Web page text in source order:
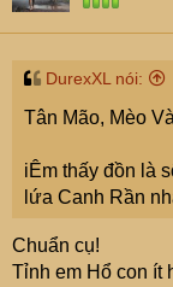
DurexXL nói:
Tân Mão, Mèo
iÊm thấy đồn là
lứa Canh Rần
Chuẩn cụ!
Tỉnh em Hổ con ít